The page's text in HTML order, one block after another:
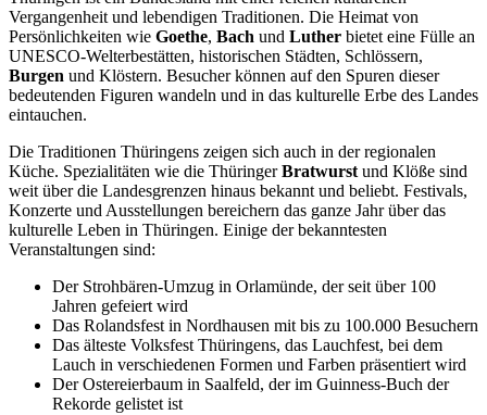
Vergangenheit und lebendigen Traditionen. Die Heimat von
Persönlichkeiten wie Goethe, Bach und Luther bietet eine Fülle an
UNESCO-Welterbestätten, historischen Städten, Schlössern,
Burgen und Klöstern. Besucher können auf den Spuren dieser
bedeutenden Figuren wandeln und in das kulturelle Erbe des Landes
eintauchen.
Die Traditionen Thüringens zeigen sich auch in der regionalen
Küche. Spezialitäten wie die ThüringerBratwurst und Klöße sind
weit über die Landesgrenzen hinaus bekannt und beliebt. Festivals,
Konzerte und Ausstellungen bereichern das ganze Jahr über das
kulturelle Leben in Thüringen. Einige der bekanntesten
Veranstaltungen sind:
Der Strohbären-Umzug in Orlamünde, der seit über 100
Jahren gefeiert wird
Das Rolandsfest in Nordhausen mit bis zu 100.000 Besuchern
Das älteste Volksfest Thüringens, das Lauchfest, bei dem
Lauch in verschiedenen Formen und Farben präsentiert wird
Der Ostereierbaum in Saalfeld, der im Guinness-Buch der
Rekorde gelistet ist